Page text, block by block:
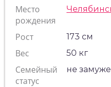
Место
рождения
Рост 173 см
Вес 50 кг
Семейный
статус
не